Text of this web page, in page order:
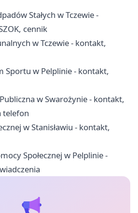
Stałych w Tczewie -
cennik
w Tczewie - kontakt,
Sportu w Pelplinie - kontakt,
w Swarożynie - kontakt,
telefon
w Stanisławiu - kontakt,
Społecznej w Pelplinie -